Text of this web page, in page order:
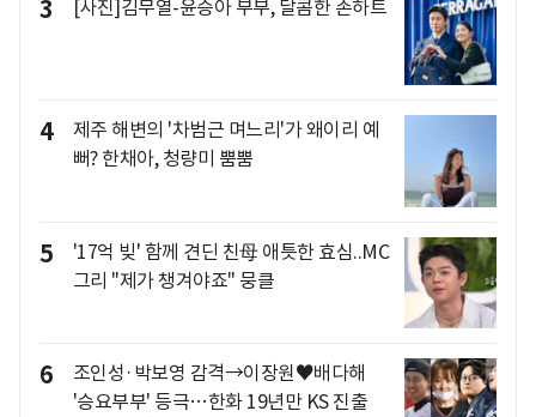
3 [사진]김무열-윤승아 부부, 달콤한 손하트
4
제주 해변의 '차범근 며느리'가 왜이리 예
뻐? 한채아, 청량미 뿜뿜
5
'17억 빚' 함께 견딘 친母 애틋한 효심..MC
그리 "제가 챙겨야죠" 뭉클
6
조인성·박보영 감격→이장원♥배다해
'승요부부' 등극…한화 19년만 KS 진출